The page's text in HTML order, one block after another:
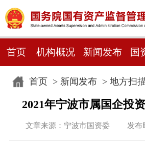
首页 机构概况 新闻发布 国
首页> 新闻发布> 地方扫
2021年宁波市属国企投
文章来源：宁波市国资委 发布